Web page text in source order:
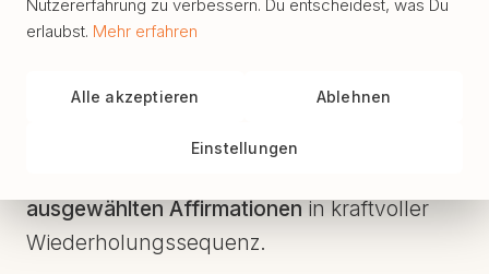
SELBSTWERT & SELBSTLIEBE
90-Sekunden Selbstwert-Flash
ausgewählten Affirmationen in kraftvoller
Wiederholungssequenz.
Nutzererfahrung zu verbessern. Du entscheidest, was Du
erlaubst. Mehr erfahren
Alle akzeptieren Ablehnen
Einstellungen